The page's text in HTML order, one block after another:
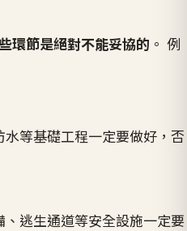
環節是絕對不能妥協的 。 例
水等基礎工程一定要做好，否
、逃生通道等安全設施一定要